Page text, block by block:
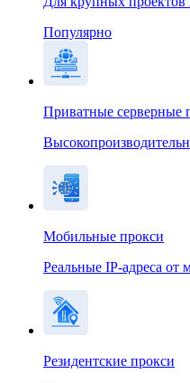
Популярно
Приватные серверные
Мобильные прокси
Реальные IP-адреса от
Резидентские прокси